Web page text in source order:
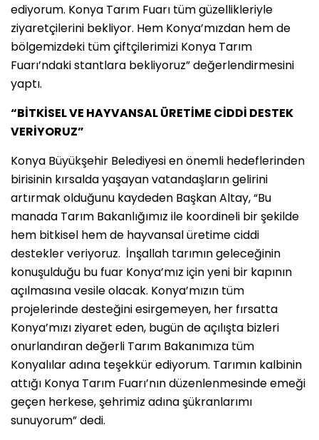
ediyorum. Konya Tarım Fuarı tüm güzellikleriyle
ziyaretçilerini bekliyor. Hem Konya’mızdan hem de
bölgemizdeki tüm çiftçilerimizi Konya Tarım
Fuarı’ndaki stantlara bekliyoruz” değerlendirmesini
yaptı.
“BİTKİSEL VE HAYVANSAL ÜRETİME CİDDİ DESTEK
VERİYORUZ”
Konya Büyükşehir Belediyesi en önemli hedeflerinden
birisinin kırsalda yaşayan vatandaşların gelirini
artırmak olduğunu kaydeden Başkan Altay, “Bu
manada Tarım Bakanlığımız ile koordineli bir şekilde
hem bitkisel hem de hayvansal üretime ciddi
destekler veriyoruz. İnşallah tarımın geleceğinin
konuşulduğu bu fuar Konya’mız için yeni bir kapının
açılmasına vesile olacak. Konya’mızın tüm
projelerinde desteğini esirgemeyen, her fırsatta
Konya’mızı ziyaret eden, bugün de açılışta bizleri
onurlandıran değerli Tarım Bakanımıza tüm
Konyalılar adına teşekkür ediyorum. Tarımın kalbinin
attığı Konya Tarım Fuarı’nın düzenlenmesinde emeği
geçen herkese, şehrimiz adına şükranlarımı
sunuyorum” dedi.